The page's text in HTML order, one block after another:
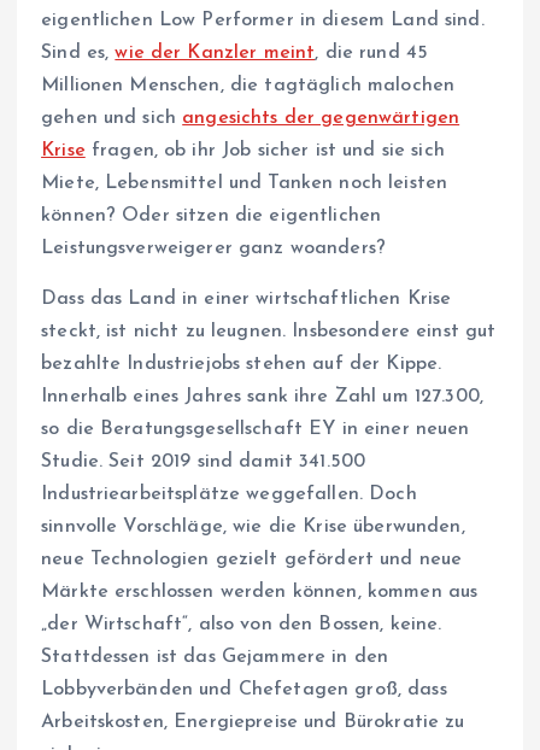
eigentlichen Low Performer in diesem Land sind.
Sind es,wie der Kanzler meint, die rund 45
Millionen Menschen, die tagtäglich malochen
gehen und sich angesichts der gegenwärtigen
Krise fragen, ob ihr Job sicher ist und sie sich
Miete, Lebensmittel und Tanken noch leisten
können? Oder sitzen die eigentlichen
Leistungsverweigerer ganz woanders?
Dass das Land in einer wirtschaftlichen Krise
steckt, ist nicht zu leugnen. Insbesondere einst gut
bezahlte Industriejobs stehen auf der Kippe.
Innerhalb eines Jahres sank ihre Zahl um 127.300,
so die Beratungsgesellschaft EY in einer neuen
Studie. Seit 2019 sind damit 341.500
Industriearbeitsplätze weggefallen. Doch
sinnvolle Vorschläge, wie die Krise überwunden,
neue Technologien gezielt gefördert und neue
Märkte erschlossen werden können, kommen aus
„der Wirtschaft“, also von den Bossen, keine.
Stattdessen ist das Gejammere in den
Lobbyverbänden und Chefetagen groß, dass
Arbeitskosten, Energiepreise und Bürokratie zu